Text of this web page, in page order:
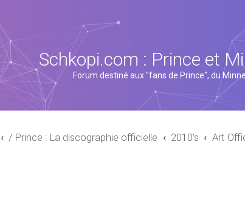
Schkopi.com : Prince et
Forum destiné aux "fans de Prince", du
/ Prince : La discographie officielle 2010's Art